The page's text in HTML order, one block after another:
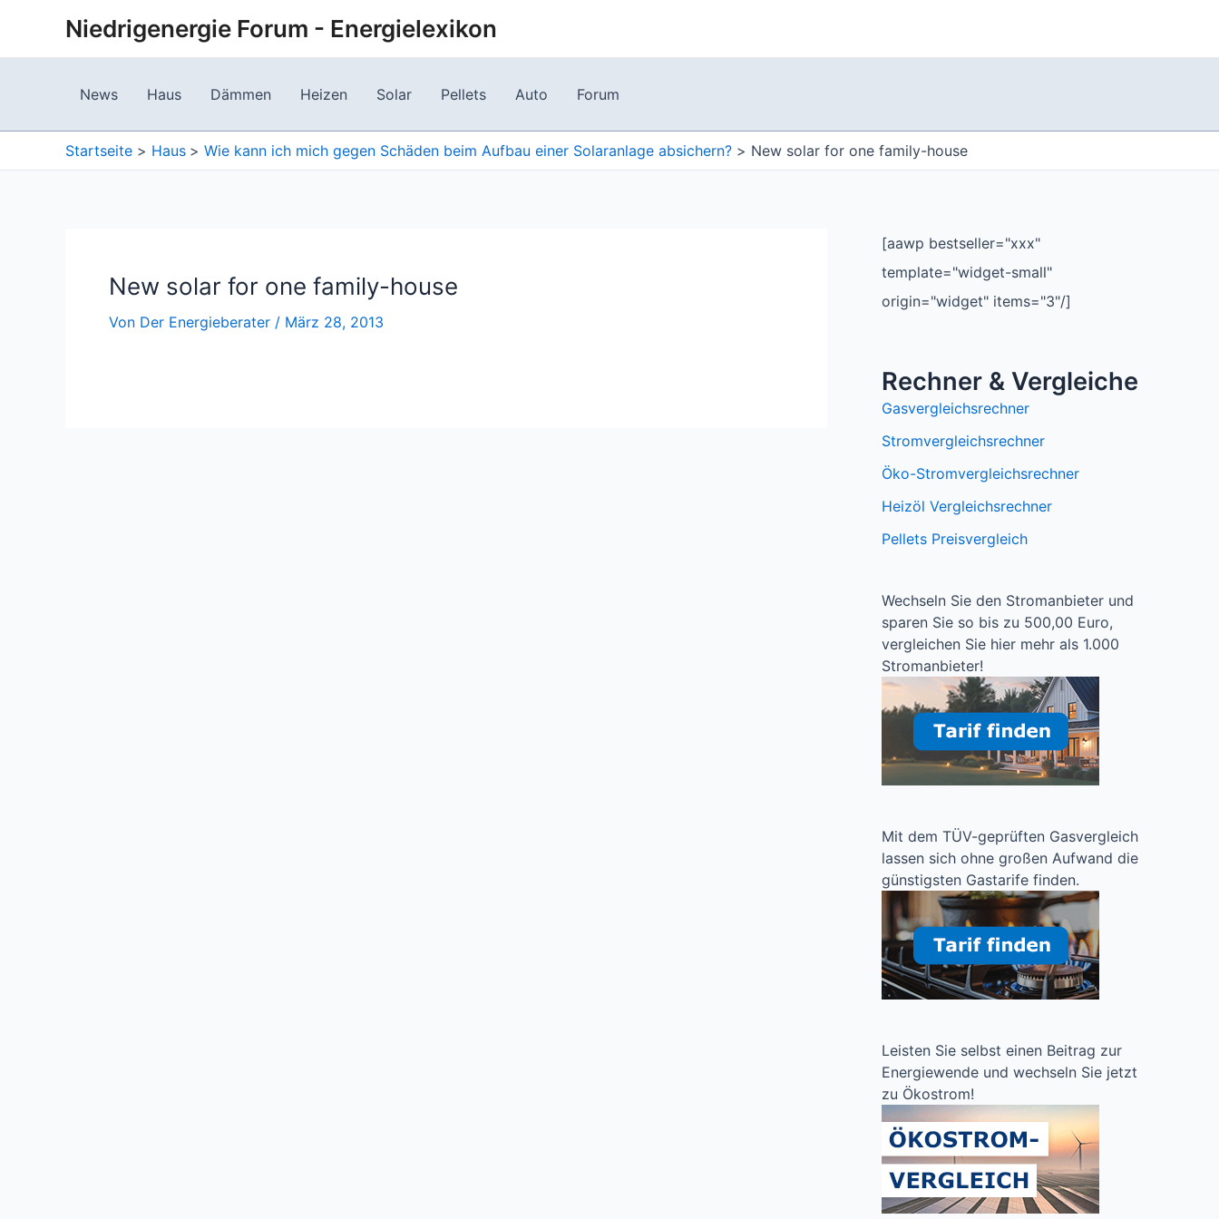
springen
Niedrigenergie Forum - Energielexikon
News Haus Dämmen Heizen Solar Pellets Auto Forum
Startseite Haus Wie kann ich mich gegen Schäden beim Aufbau einer Solaranlage absichern? New solar for one family-house
New solar for one family-house
Von Der Energieberater / März 28, 2013
[aawp bestseller="xxx"
template="widget-small"
origin="widget" items="3"/]
Rechner & Vergleiche
Gasvergleichsrechner
Stromvergleichsrechner
Öko-Stromvergleichsrechner
Heizöl Vergleichsrechner
Pellets Preisvergleich
Wechseln Sie den Stromanbieter und
sparen Sie so bis zu 500,00 Euro,
vergleichen Sie hier mehr als 1.000
Stromanbieter!
Mit dem TÜV-geprüften Gasvergleich
lassen sich ohne großen Aufwand die
günstigsten Gastarife finden.
Leisten Sie selbst einen Beitrag zur
Energiewende und wechseln Sie jetzt
zu Ökostrom!